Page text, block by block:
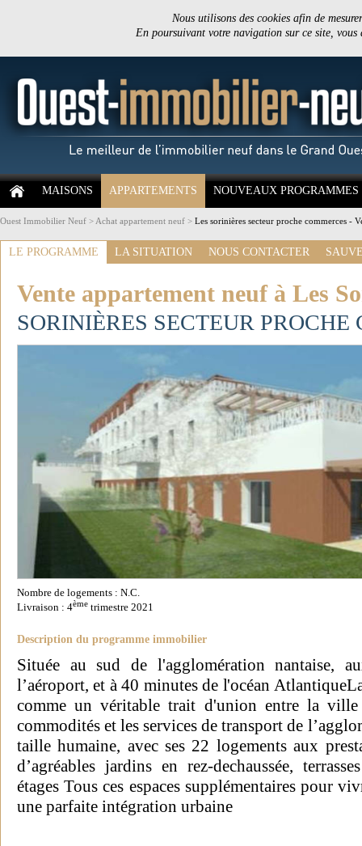
Nous utilisons des cookies afin de
En poursuivant votre navigation sur ce site,
MAISONS APPARTEMENTS NOUVEAUX PROGRAMMES
Ouest Immobilier Neuf > Achat appartement neuf > Les sorinières secteur proche commerces -
LE PROGRAMME LA SITUATION NOUS CONTACTER
Vente appartement neuf à Les
SORINIÈRES SECTEUR PROCHE
Nombre de logements : N.C.
Livraison : 4ème trimestre 2021
Description du programme immobilier
Située au sud de l'agglomération nantaise,
l’aéroport, et à 40 minutes de l'océan
comme un véritable trait d'union entre la ville
commodités et les services de transport de
taille humaine, avec ses 22 logements aux
d’agréables jardins en rez-dechaussée,
étages Tous ces espaces supplémentaires pour
une parfaite intégration urbaine